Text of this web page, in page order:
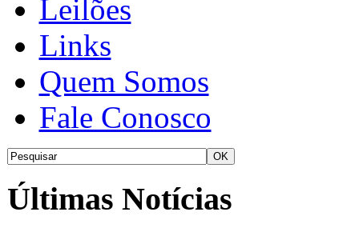
Leilões
Links
Quem Somos
Fale Conosco
Últimas Notícias